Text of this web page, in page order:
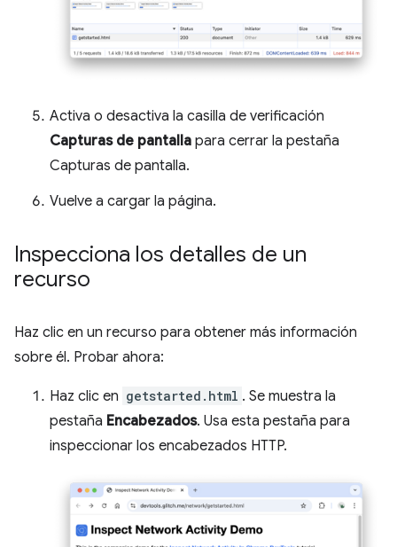
Activa o desactiva la casilla de verificación
Capturas de pantalla para cerrar la pestaña
Capturas de pantalla.
Vuelve a cargar la página.
Inspecciona los detalles de un
recurso
Haz clic en un recurso para obtener más información
sobre él. Probar ahora:
Haz clic en getstarted.html . Se muestra la
pestaña Encabezados. Usa esta pestaña para
inspeccionar los encabezados HTTP.